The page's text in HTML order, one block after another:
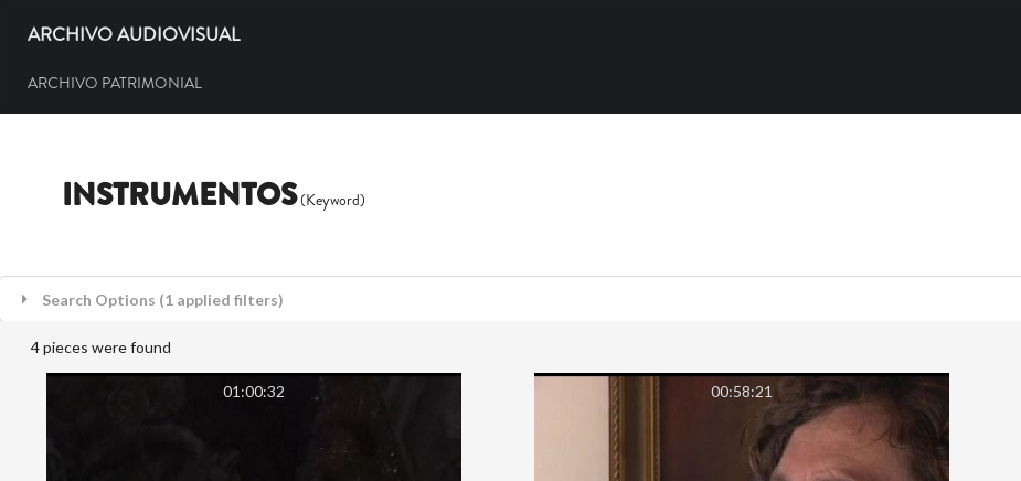
ARCHIVO AUDIOVISUAL
ARCHIVO PATRIMONIAL
INSTRUMENTOS(Keyword)
Search Options (1 applied filters)
4 pieces were found
01:00:32 00:58:21